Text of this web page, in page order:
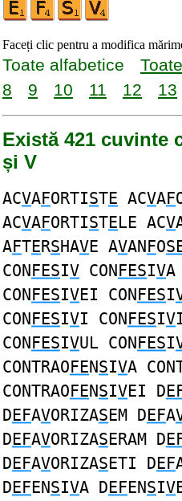
Faceți clic pentru a modifica
Toate alfabetice
8
9 10 11 12 13
Există 421 cuvinte
și V
ACVAFORTISTE ACVAF
ACVAFORTISTELE ACV
AFTERSHAVE AVANFO
CONFESIV CONFESIVA
CONFESIVEI CONFESI
CONFESIVI CONFESIV
CONFESIVUL CONFESI
CONTRAOFENSIVA
CONTRAOFENSIVEI D
DEFAVORIZASEM DEFA
DEFAVORIZASERAM D
DEFAVORIZASETI DEF
DEFENSIVA DEFENSIV